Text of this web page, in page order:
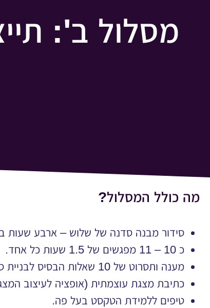
מסלול ב':
מה כולל המסלול?
סידור מבנה סדנה של שלוש – ארבע שעות
כ 10 – 11 מפגשים של 1.5 שעות כל אחד.
מענה ותסרוט של 10 שאלות הבסיס לבניית סדנה מנצחת.
כתיבת מצגת עוצמתית (אופציה לעיצוב
טיפים ללמידת הטקסט בעל פה.